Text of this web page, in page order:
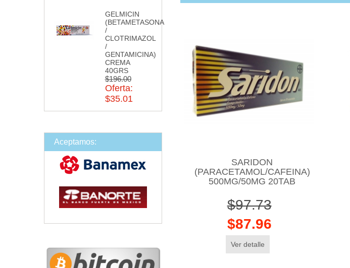
GELMICIN
(BETAMETASONA
/
CLOTRIMAZOL
/
GENTAMICINA)
CREMA
40GRS
$196.00
Oferta:
$35.01
Aceptamos:
SARIDON
(PARACETAMOL/CAFEINA)
500MG/50MG 20TAB
$97.73
$87.96
Ver detalle